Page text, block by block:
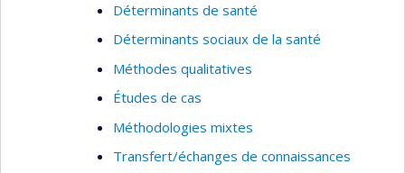
Déterminants de santé
Déterminants sociaux de la santé
Méthodes qualitatives
Études de cas
Méthodologies mixtes
Transfert/échanges de connaissances